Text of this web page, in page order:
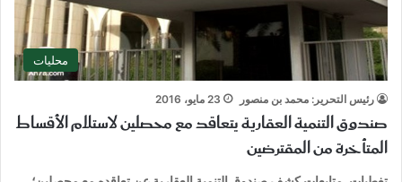
محليات
رئيس التحرير: محمد بن منصور 23 مايو، 2016
صندوق التنمية العقارية يتعاقد مع محصلين لاستلام الأقساط
المتأخرة من المقترضين